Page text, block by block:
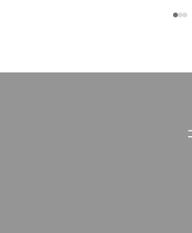
新卒6年目マネジャ